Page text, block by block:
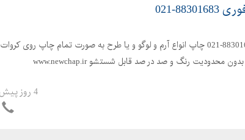
021
چاپ کراوات نیوچاپ 88301683-021 چاپ انواع آرم و لوگو و یا طرح به صورت تمام چاپ روی کروات
با سیستم چاپ دیجیتال بدون محدودیت رنگ و صد در صد قابل شستشو www.newchap.ir
4 روز پیش